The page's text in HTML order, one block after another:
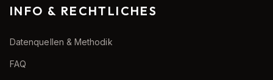
INFO & RECHTLICHES
Datenquellen & Methodik
FAQ